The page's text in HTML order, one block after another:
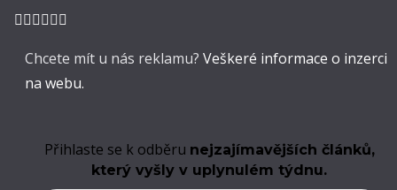
Chcete mít u nás reklamu? Veškeré informace o inzerci
na webu.
Přihlaste se k odběru nejzajímavějších článků,
který vyšly v uplynulém týdnu.